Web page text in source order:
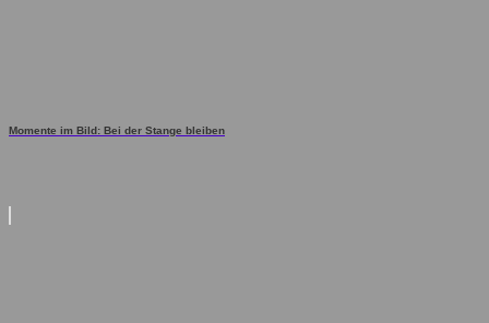
Momente im Bild: Bei der Stange bleiben